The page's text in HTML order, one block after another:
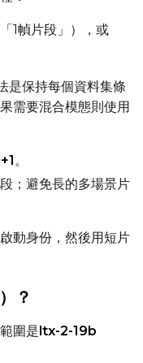
Frames
Is
Is Regularization
Audio
Audio Normalize
1幀片段」），或
是保持每個資料集條
需要混合模態則使用
。
；避免長的多場景片
動身份，然後用短片
？
圍是ltx-2-19b